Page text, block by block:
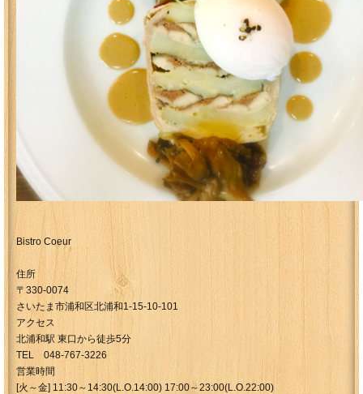
Bistro Coeur
住所
〒330-0074
さいたま市浦和区北浦和1-15-10-101
アクセス
北浦和駅 東口から徒歩5分
TEL 048-767-3226
営業時間
[火～金] 11:30～14:30(L.O.14:00) 17:00～23:00(L.O.22:00)